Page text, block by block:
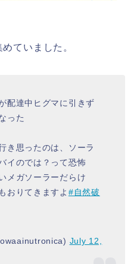
ていました。
配達中ヒグマに引きず
った
き思ったのは、ソーラ
イのでは？って恐怖
メガソーラーだらけ
おりてきますよ #自然破
July 12,